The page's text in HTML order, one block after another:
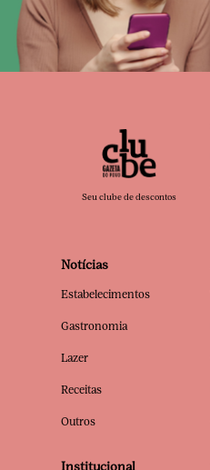
Seu clube de descontos
Notícias
Estabelecimentos
Gastronomia
Lazer
Receitas
Outros